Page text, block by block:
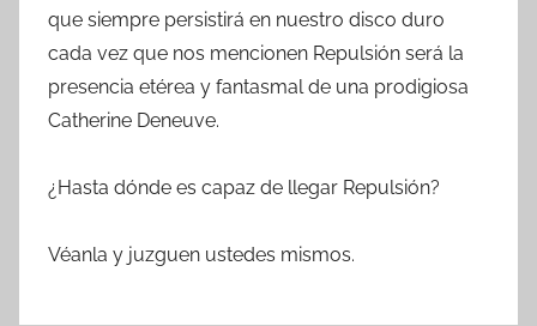
que siempre persistirá en nuestro disco duro
cada vez que nos mencionen Repulsión será la
presencia etérea y fantasmal de una prodigiosa
Catherine Deneuve.
¿Hasta dónde es capaz de llegar Repulsión?
Véanla y juzguen ustedes mismos.